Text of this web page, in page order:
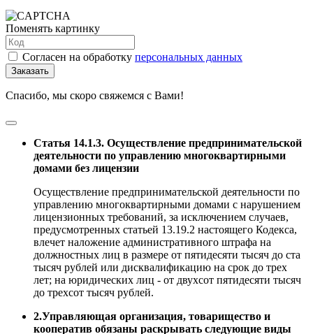
Поменять картинку
Согласен на обработку персональных данных
Заказать
Спасибо, мы скоро свяжемся с Вами!
Статья 14.1.3. Осуществление предпринимательской
деятельности по управлению многоквартирными
домами без лицензии
Осуществление предпринимательской деятельности по
управлению многоквартирными домами с нарушением
лицензионных требований, за исключением случаев,
предусмотренных статьей 13.19.2 настоящего Кодекса,
влечет наложение административного штрафа на
должностных лиц в размере от пятидесяти тысяч до ста
тысяч рублей или дисквалификацию на срок до трех
лет; на юридических лиц - от двухсот пятидесяти тысяч
до трехсот тысяч рублей.
2.Управляющая организация, товарищество и
кооператив обязаны раскрывать следующие виды